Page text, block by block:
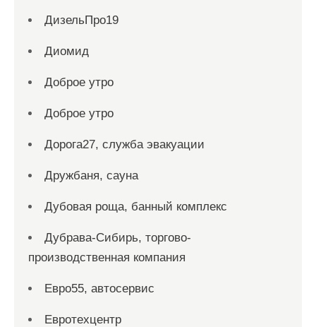
ДизельПро19
Диомид
Доброе утро
Доброе утро
Дорога27, служба эвакуации
Дружбаня, сауна
Дубовая роща, банный комплекс
Дубрава-Сибирь, торгово-
производственная компания
Евро55, автосервис
Евротехцентр